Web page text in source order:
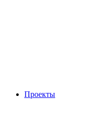
Проекты